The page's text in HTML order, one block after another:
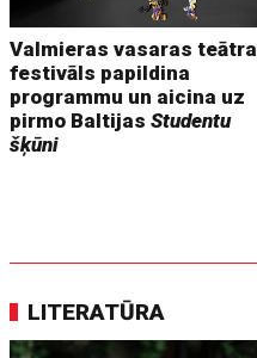
Valmieras vasaras teātra
festivāls papildina
programmu un aicina uz
pirmo BaltijasStudentu
šķūni
LITERATŪRA